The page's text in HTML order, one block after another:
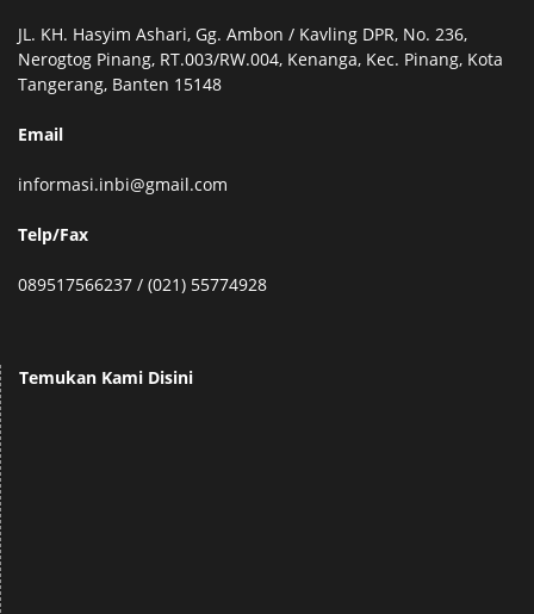
JL. KH. Hasyim Ashari, Gg. Ambon / Kavling DPR, No. 236,
Nerogtog Pinang, RT.003/RW.004, Kenanga, Kec. Pinang, Kota
Tangerang, Banten 15148
Email
informasi.inbi@gmail.com
Telp/Fax
089517566237 / (021) 55774928
Temukan Kami Disini